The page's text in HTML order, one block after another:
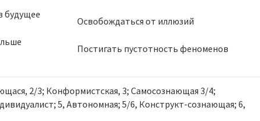
будущее
Освобождаться от иллюзий
Постигать пустотность феноменов
2/3; Конформистская, 3; Самосознающая 3/4;
5, Автономная; 5/6, Конструкт-сознающая; 6,